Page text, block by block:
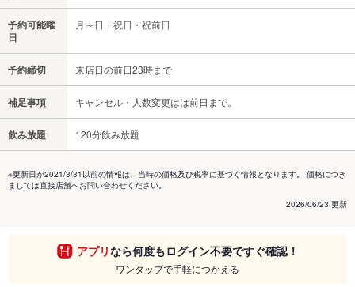
予約可能曜
日
月～日・祝日・祝前日
予約締切 来店日の前日23時まで
補足事項 キャンセル・人数変更はは前日まで。
飲み放題 120分飲み放題
※更新日が2021/3/31以前の情報は、当時の価格及び税率に基づく情報となります。 価格につき
ましては直接店舗へお問い合わせください。
2026/06/23 更新
アプリなら何度もログイン不要ですぐ確認！
ワンタップで手軽につかえる